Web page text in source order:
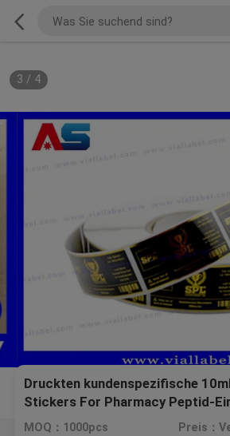
3 / 4
Druckten kundenspezifische
Stickers For Pharmacy Peptid-
Goldfolien-Druckenaufkleber auf
MOQ：1000pcs Preis：